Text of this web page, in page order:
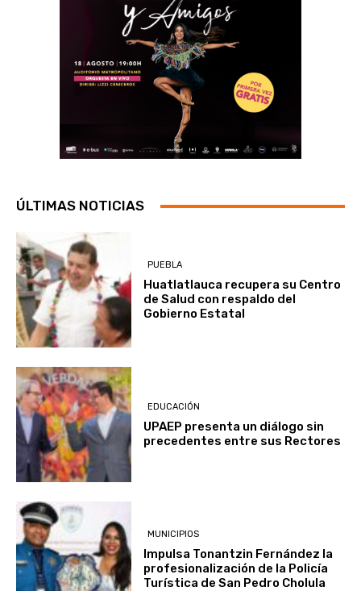
ÚLTIMAS NOTICIAS
PUEBLA
Huatlatlauca recupera su Centro
de Salud con respaldo del
Gobierno Estatal
EDUCACIÓN
UPAEP presenta un diálogo sin
precedentes entre sus Rectores
MUNICIPIOS
Impulsa Tonantzin Fernández la
profesionalización de la Policía
Turística de San Pedro Cholula